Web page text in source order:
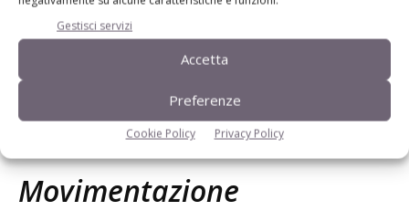
Gestisci servizi
Accetta
Preferenze
Cookie Policy Privacy Policy
incaricate, forze armate e la polizia provinciale, nonché
operatori abilitati al controllo faunistico, residenti questi
ultimi nelle rispettive zone soggette a restrizione e altre
figure appositamente individuate e autorizzate dal
Commissario straordinario alla Psa senza ulteriori obblighi
Movimentazione